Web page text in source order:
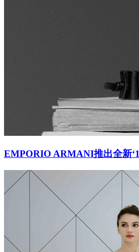
EMPORIO ARMANI推出全新